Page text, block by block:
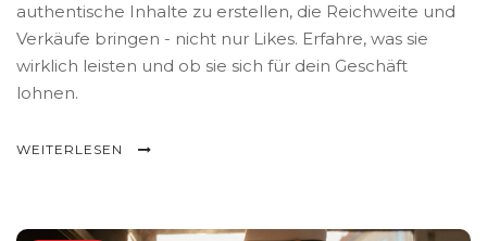
authentische Inhalte zu erstellen, die Reichweite und
Verkäufe bringen - nicht nur Likes. Erfahre, was sie
wirklich leisten und ob sie sich für dein Geschäft
lohnen.
WEITERLESEN